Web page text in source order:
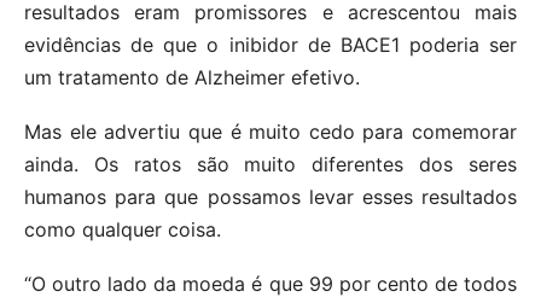
resultados eram promissores e acrescentou mais
evidências de que o inibidor de BACE1 poderia ser
um tratamento de Alzheimer efetivo.
Mas ele advertiu que é muito cedo para comemorar
ainda. Os ratos são muito diferentes dos seres
humanos para que possamos levar esses resultados
como qualquer coisa.
“O outro lado da moeda é que 99 por cento de todos